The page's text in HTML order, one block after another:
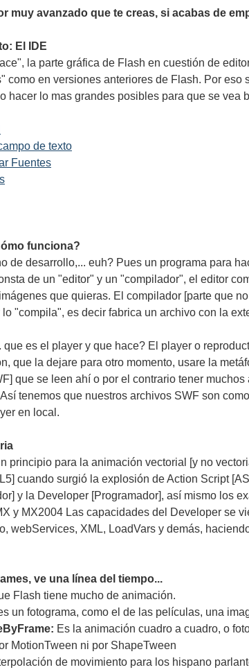
muy avanzado que te creas, si acabas de
El IDE
la parte gráfica de Flash en cuestión de
como en versiones anteriores de Flash. Por
hacer lo mas grandes posibles para que se
de texto
Fuentes
funciona?
de desarrollo,... euh? Pues un programa para
de un "editor" y un "compilador", el editor
que quieras. El compilador [parte que
"compila", es decir fabrica un archivo con la
que es el player y que hace? El player o
que la dejare para otro momento, usare la
que se leen ahí o por el contrario tener
tenemos que nuestros archivos SWF son
en local.
principio para la animación vectorial [y no
cuando surgió la explosión de Action Script
y la Developer [Programador], así mismo los
y MX2004 Las capacidades del Developer se
webServices, XML, LoadVars y demás,
ve una línea del tiempo...
Flash tiene mucho de animación.
un fotograma, como el de las películas, una
Es la animación cuadro a cuadro, o
MotionTween ni por ShapeTween
de movimiento para los hispano